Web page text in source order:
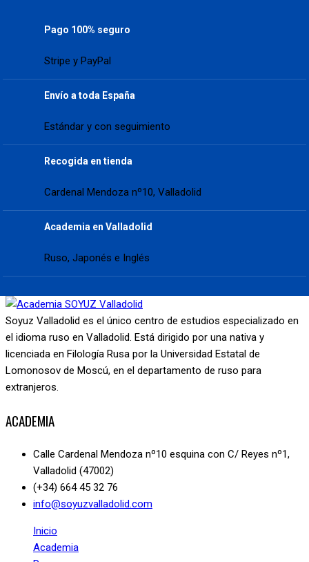
Pago 100% seguro
Stripe y PayPal
Envío a toda España
Estándar y con seguimiento
Recogida en tienda
Cardenal Mendoza nº10, Valladolid
Academia en Valladolid
Ruso, Japonés e Inglés
Soyuz Valladolid es el único centro de estudios especializado en
el idioma ruso en Valladolid. Está dirigido por una nativa y
licenciada en Filología Rusa por la Universidad Estatal de
Lomonosov de Moscú, en el departamento de ruso para
extranjeros.
ACADEMIA
Calle Cardenal Mendoza nº10 esquina con C/ Reyes nº1,
Valladolid (47002)
(+34) 664 45 32 76
info@soyuzvalladolid.com
Inicio
Academia